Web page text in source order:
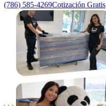
(786) 585-4269Cotización Gratis